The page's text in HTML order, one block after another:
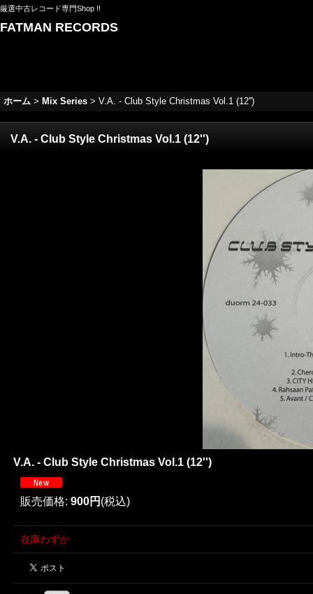
厳選中古レコード専門Shop !!
FATMAN RECORDS
ホーム > Mix Series > V.A. - Club Style Christmas Vol.1 (12'')
V.A. - Club Style Christmas Vol.1 (12'')
V.A. - Club Style Christmas Vol.1 (12'')
販売価格: 900円 (税込)
在庫わずか